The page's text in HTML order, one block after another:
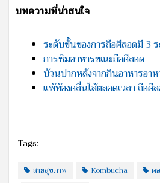
บทความที่น่าสนใจ
ระดับขั้นของการถือศีลอดมี 3
การชิมอาหารขณะถือศีลอด
บ้วนปากหลังจากกินอาหารอา
แพ้ท้องคลื่นไส้ตลอดเวลา ถือศี
Tags:
สายสุขภาพ Kombucha ค